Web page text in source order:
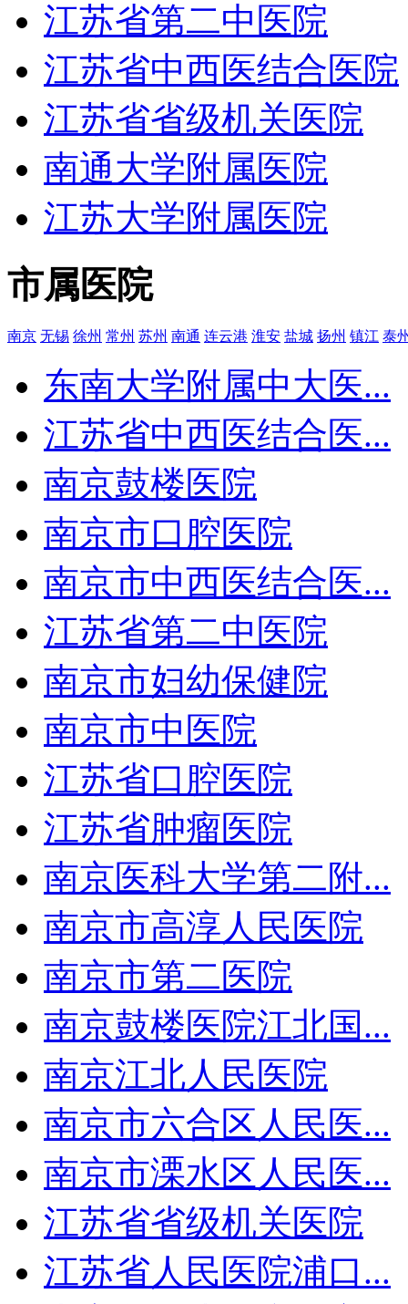
江苏省第二中医院
江苏省中西医结合医院
江苏省省级机关医院
南通大学附属医院
江苏大学附属医院
市属医院
南京 无锡 徐州 常州 苏州 南通 连云港 淮安 盐城 扬州 镇江 泰
东南大学附属中大医...
江苏省中西医结合医...
南京鼓楼医院
南京市口腔医院
南京市中西医结合医...
江苏省第二中医院
南京市妇幼保健院
南京市中医院
江苏省口腔医院
江苏省肿瘤医院
南京医科大学第二附...
南京市高淳人民医院
南京市第二医院
南京鼓楼医院江北国...
南京江北人民医院
南京市六合区人民医...
南京市溧水区人民医...
江苏省省级机关医院
江苏省人民医院浦口...